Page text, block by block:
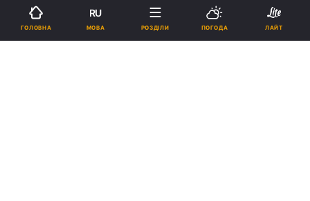
14:33, 24.03.26
ГОЛОВНА
RU
МОВА РОЗДІЛИ ПОГОДА ЛАЙТ